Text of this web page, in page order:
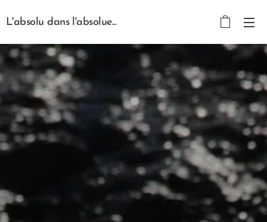
L'absolu dans l'absolue...